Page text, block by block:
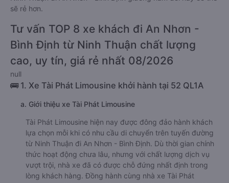
Giá vé xe giường nằm đôi đi An Nhơn - Bình Định từ Ninh
Thuậnrẻ nhất là 490000VND của hãng xe Trọng Thủy
Limousine. Tùy thuộc vào chương trình khuyến mãi, giá vé Xe
Ninh Thuận đi An Nhơn - Bình Định giường nằm đôi này có thể
sẽ rẻ hơn.
Tư vấn TOP 8 xe khách đi An Nhơn -
Bình Định từ Ninh Thuận chất lượng
🚌 1. Xe Tài Phát Limousine khởi hành tại 52 QL1A
a. Giới thiệu xe Tài Phát Limousine
Tài Phát Limousine hiện nay được đông đảo hành khách
lựa chọn mỗi khi có nhu cầu di chuyển trên tuyến đường
từ Ninh Thuận đi An Nhơn - Bình Định. Dù thời gian chính